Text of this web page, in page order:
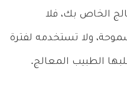
الخاص بك، فلا
ولا تستخدمه لفترة
الطبيب المعالج.